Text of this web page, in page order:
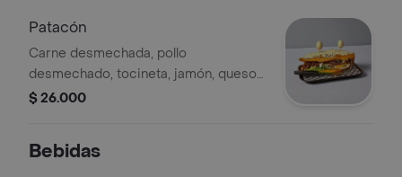
Patacón
Carne desmechada, pollo
desmechado, tocineta, jamón, queso
y vegetales.
$ 26.000
Bebidas